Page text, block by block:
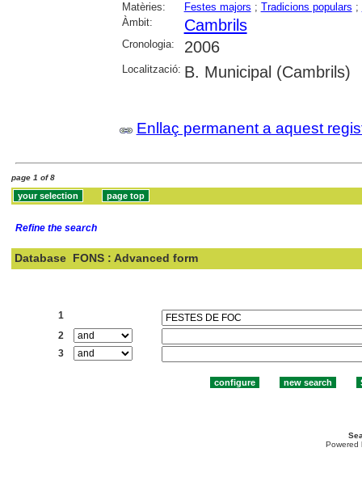
Matèries: Festes majors ; Tradicions populars ;
Àmbit:
Cambrils
Cronologia: 2006
Localització: B. Municipal (Cambrils)
Enllaç permanent a aquest
page 1 of 8
Refine the search
Database FONS : Advanced form
1
2
3